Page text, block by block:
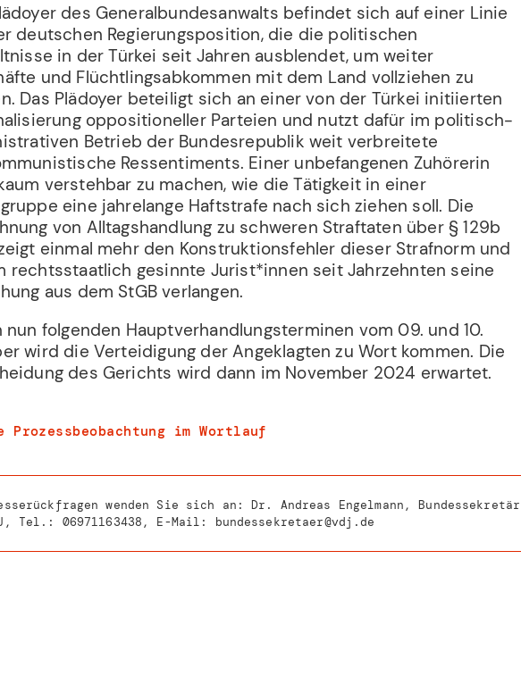
des Generalbundesanwalts befindet sich auf einer Linie
deutschen Regierungsposition, die die politischen
in der Türkei seit Jahren ausblendet, um weiter
und Flüchtlingsabkommen mit dem Land vollziehen zu
Das Plädoyer beteiligt sich an einer von der Türkei initiierten
oppositioneller Parteien und nutzt dafür im politisch-
Betrieb der Bundesrepublik weit verbreitete
Ressentiments. Einer unbefangenen Zuhörerin
verstehbar zu machen, wie die Tätigkeit in einer
eine jahrelange Haftstrafe nach sich ziehen soll. Die
von Alltagshandlung zu schweren Straftaten über § 129b
einmal mehr den Konstruktionsfehler dieser Strafnorm und
rechtsstaatlich gesinnte Jurist*innen seit Jahrzehnten seine
aus dem StGB verlangen.
nun folgenden Hauptverhandlungsterminen vom 09. und 10.
wird die Verteidigung der Angeklagten zu Wort kommen. Die
des Gerichts wird dann im November 2024 erwartet.
Prozessbeobachtung im Wortlauf
wenden Sie sich an: Dr. Andreas Engelmann, Bundessekretär
Tel.: 06971163438 , E-Mail: bundessekretaer@vdj.de